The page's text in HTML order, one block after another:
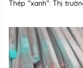
Thép "xanh": Thị